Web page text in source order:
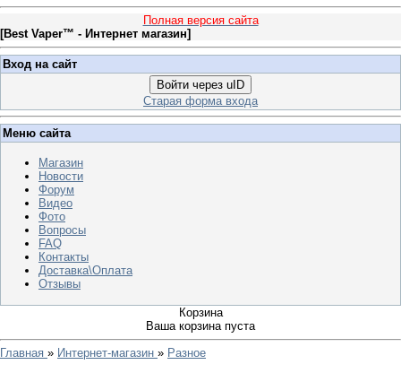
Полная версия сайта
[Best Vaper™ - Интернет магазин]
Вход на сайт
Войти через uID
Старая форма входа
Меню сайта
Магазин
Новости
Форум
Видео
Фото
Вопросы
FAQ
Контакты
Доставка\Оплата
Отзывы
Корзина
Ваша корзина пуста
Главная » Интернет-магазин » Разное